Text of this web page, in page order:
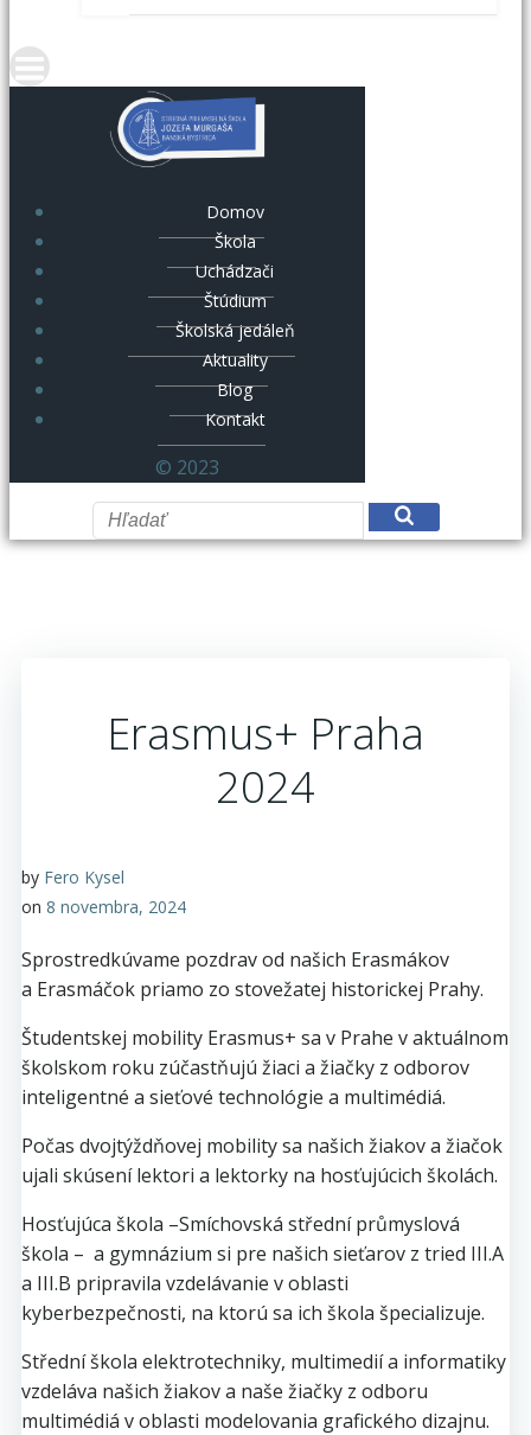
Domov
Škola
Uchádzači
Štúdium
Školská jedáleň
Aktuality
Blog
Kontakt
© 2023
Erasmus+ Praha
2024
by Fero Kysel
on 8 novembra, 2024
Sprostredkúvame pozdrav od našich Erasmákov
a Erasmáčok priamo zo stovežatej historickej Prahy.
Študentskej mobility Erasmus+ sa v Prahe v aktuálnom
školskom roku zúčastňujú žiaci a žiačky z odborov
inteligentné a sieťové technológie a multimédiá.
Počas dvojtýždňovej mobility sa našich žiakov a žiačok
ujali skúsení lektori a lektorky na hosťujúcich školách.
Hosťujúca škola –Smíchovská střední průmyslová
škola – a gymnázium si pre našich sieťarov z tried III.A
a III.B pripravila vzdelávanie v oblasti
kyberbezpečnosti, na ktorú sa ich škola špecializuje.
Střední škola elektrotechniky, multimedií a informatiky
vzdeláva našich žiakov a naše žiačky z odboru
multimédiá v oblasti modelovania grafického dizajnu.